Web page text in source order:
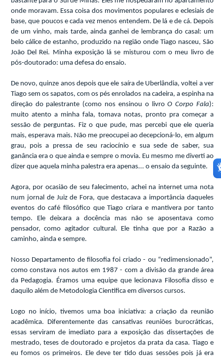
onde moravam. Essa coisa dos movimentos populares e eclesiais de
base, que poucos e cada vez menos entendem. De lá e de cá. Depois
de um vinho, mais tarde, ainda ganhei de lembrança do casal: um
belo cálice de estanho, produzido na região onde Tiago nasceu, São
João Del Rei. Minha exposição lá se misturou com o meu livro de
pós-doutorado: uma defesa do ensaio.
De novo, quinze anos depois que ele saíra de Uberlândia, voltei a ver
Tiago sem os sapatos, com os pés enrolados na cadeira, a espinha na
direção do palestrante (como nos ensinou o livroO Corpo Fala):
muito atento a minha fala, tomava notas, pronto pra começar a
sessão de perguntas. Fiz o que pude, mas percebi que ele queria
mais, esperava mais. Não me preocupei ao decepcioná-lo, em algum
grau, pois a pressa de seu raciocínio e sua sede de saber, sua
ganância era o que ainda e sempre o movia. Eu mesmo me diverti ao
dizer que aquela minha palestra era apenas... o ensaio da seguinte.
Agora, por ocasião de seu falecimento, achei na internet uma nota
num jornal de Juiz de Fora, que destacava a importância daqueles
eventos do café filosófico que Tiago criara e mantivera por tanto
tempo. Ele deixara a docência mas não se aposentava como
pensador, como agitador cultural. Ele tinha que por a Razão a
caminho, ainda e sempre.
Nosso Departamento de filosofia foi criado - ou “redimensionado”,
como constava nos autos em 1987 - com a divisão da grande área
da Pedagogia. Éramos uma equipe que lecionava Filosofia disso e
daquilo além de Metodologia Cientifica em diversos cursos.
Logo no início, tivemos umaboa iniciativa: a criação da reunião
acadêmica. Diferentemente das cansativas reuniões burocráticas,
essas serviram de imediato para a exposição das dissertações de
mestrado, teses de doutorado e projetos da prata da casa. Tiago e
eu fomos os primeiros. Ele deve ter tido duas sessões pois já era